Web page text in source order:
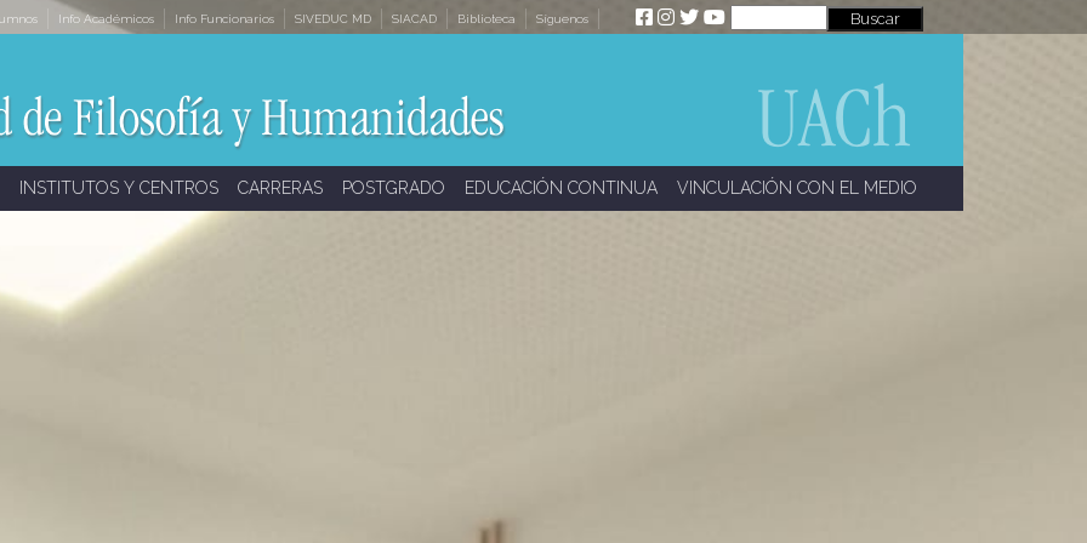
Info Académicos Info Funcionarios SIVEDUC MD SIACAD Biblioteca Síguenos
INSTITUTOS Y CENTROS CARRERAS POSTGRADO EDUCACIÓN CONTINUA VINCULACIÓN CON EL MEDIO